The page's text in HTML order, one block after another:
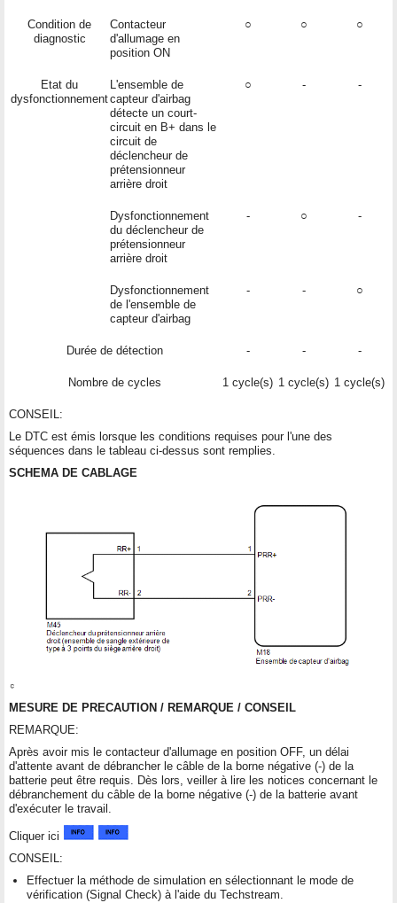
Condition de
diagnostic
Contacteur
d'allumage en
position ON
○ ○ ○
Etat du
dysfonctionnement
L'ensemble de
capteur d'airbag
détecte un court-
circuit en B+ dans le
circuit de
déclencheur de
prétensionneur
arrière droit
○ - -
Dysfonctionnement
du déclencheur de
prétensionneur
arrière droit
- ○ -
Dysfonctionnement
de l'ensemble de
capteur d'airbag
- - ○
Durée de détection - - -
Nombre de cycles 1 cycle(s) 1 cycle(s) 1 cycle(s)
CONSEIL:
Le DTC est émis lorsque les conditions requises pour l'une des
séquences dans le tableau ci-dessus sont remplies.
SCHEMA DE CABLAGE
MESURE DE PRECAUTION / REMARQUE / CONSEIL
REMARQUE:
Après avoir mis le contacteur d'allumage en position OFF, un délai
d'attente avant de débrancher le câble de la borne négative (-) de la
batterie peut être requis. Dès lors, veiller à lire les notices concernant le
débranchement du câble de la borne négative (-) de la batterie avant
d'exécuter le travail.
Cliquer ici
CONSEIL:
Effectuer la méthode de simulation en sélectionnant le mode de
vérification (Signal Check) à l'aide du Techstream.